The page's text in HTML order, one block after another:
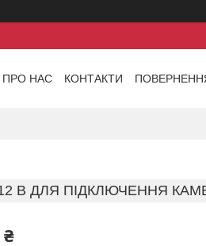
ПРО НАС КОНТАКТИ
В ДЛЯ ПІДКЛЮЧЕННЯ